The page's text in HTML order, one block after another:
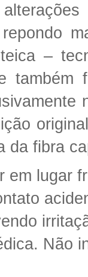
–
também
da fibra
em lugar
Não